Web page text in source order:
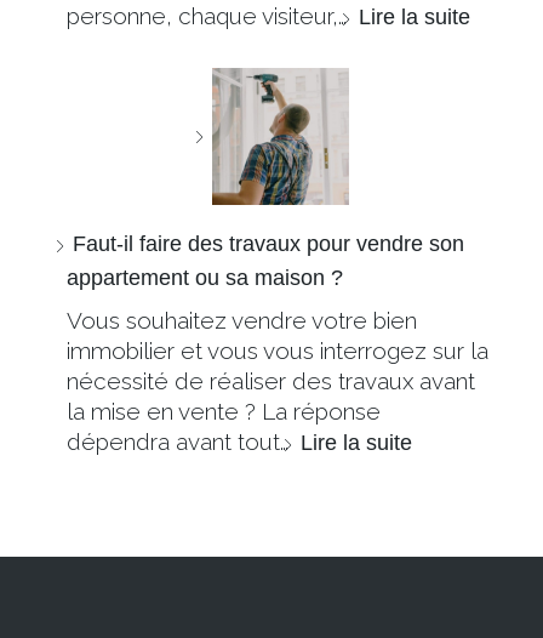
personne, chaque visiteur,… Lire la suite
Faut-il faire des travaux pour vendre son
appartement ou sa maison ?
Vous souhaitez vendre votre bien
immobilier et vous vous interrogez sur la
nécessité de réaliser des travaux avant
la mise en vente ? La réponse
dépendra avant tout… Lire la suite